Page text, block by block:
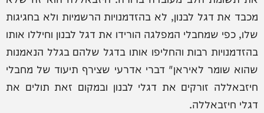
מכבד את דגל לבנון, לא בהזדמנויות הרשמיות ולא בחגיגות
שלו, כפי שמחבלי המפלגה הורידו את דגל לבנון וחיללו אותו
בהזדמנויות רבות והחליפו אותו בדגל שלהם בגלל הנאמנות
שהוא שומר לאיראן" דברי אדרעי שצירף תיעוד של מחבלי
חיזבאללה זורקים את דגלי לבנון ובמקום זאת תולים את
דגלי חיזבאללה.